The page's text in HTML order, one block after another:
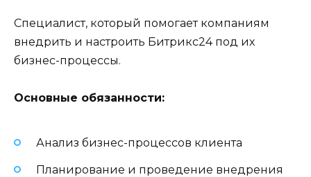
Специалист, который помогает компаниям
внедрить и настроить Битрикс24 под их
бизнес-процессы.
Основные обязанности:
Анализ бизнес-процессов клиента
Планирование и проведение внедрения